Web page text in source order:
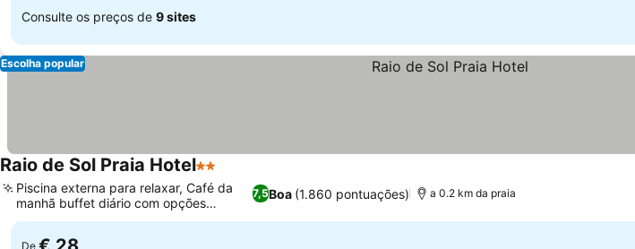
Consulte os preços de 9 sites
Escolha popular
Raio de Sol Praia Hotel2 Estrelas
7,5Boa (1.860 pontuações)
Piscina externa para relaxar, Café da
manhã buffet diário com opções
frescas
a 0.2 km da praia
De